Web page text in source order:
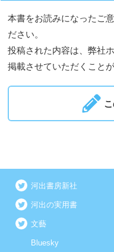
本書をお読みになったご
ださい。
投稿された内容は、弊社
掲載させていただくこと
河出書房新社
河出の実用書
文藝
Bluesky